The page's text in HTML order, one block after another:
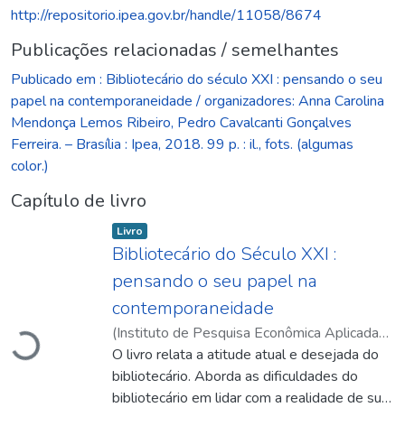
http://repositorio.ipea.gov.br/handle/11058/8674
Publicações relacionadas / semelhantes
Publicado em : Bibliotecário do século XXI : pensando o seu
papel na contemporaneidade / organizadores: Anna Carolina
Mendonça Lemos Ribeiro, Pedro Cavalcanti Gonçalves
Ferreira. – Brasília : Ipea, 2018. 99 p. : il., fots. (algumas
color.)
Capítulo de livro
Carregando...
Item type:
Livro ,
Bibliotecário do Século XXI :
pensando o seu papel na
contemporaneidade
(Instituto de Pesquisa Econômica Aplicada
(Ipea), 2018)Ribeiro, Anna Carolina
Mendonça Lemos;Ferreira, Pedro Cavalcanti
Gonçalves
O livro relata a atitude atual e desejada do
bibliotecário. Aborda as dificuldades do
bibliotecário em lidar com a realidade de sua